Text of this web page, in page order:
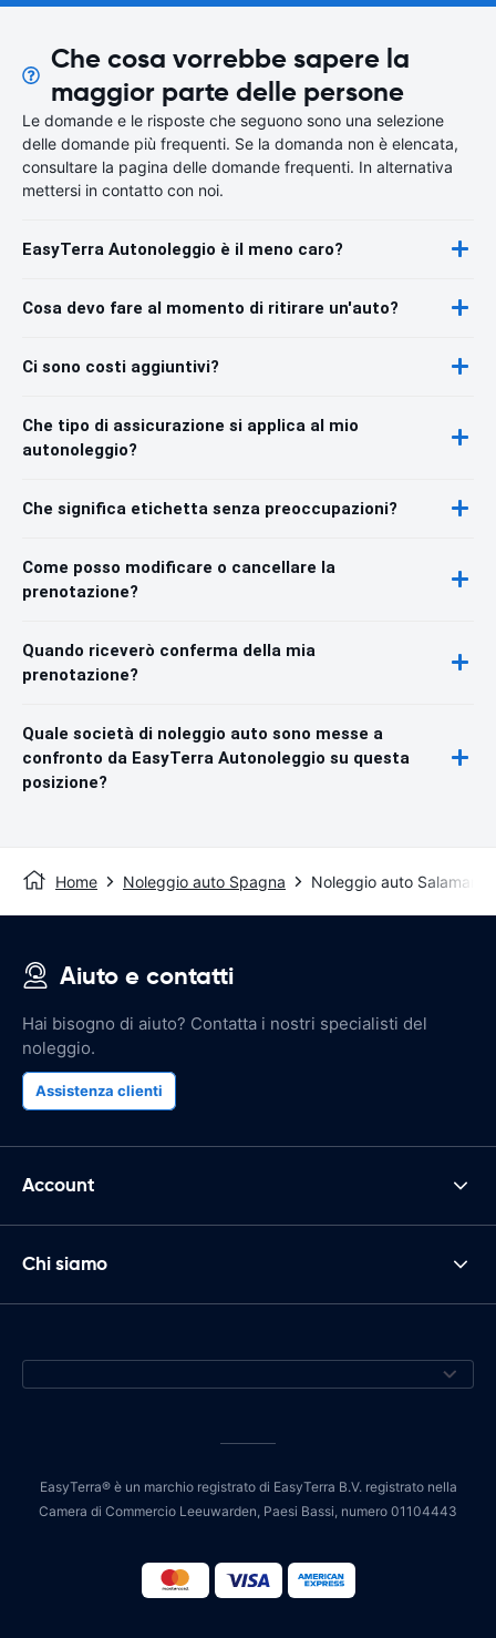
Che cosa vorrebbe sapere la
maggior parte delle persone
Le domande e le risposte che seguono sono una selezione
delle domande più frequenti. Se la domanda non è elencata,
consultare la pagina delle domande frequenti. In alternativa
mettersi in contatto con noi.
EasyTerra Autonoleggio è il meno caro?
Cosa devo fare al momento di ritirare un'auto?
Ci sono costi aggiuntivi?
Che tipo di assicurazione si applica al mio
autonoleggio?
Che significa etichetta senza preoccupazioni?
Come posso modificare o cancellare la
prenotazione?
Quando riceverò conferma della mia
prenotazione?
Quale società di noleggio auto sono messe a
confronto da EasyTerra Autonoleggio su questa
posizione?
Home Noleggio auto Spagna Noleggio auto Salamanca
Aiuto e contatti
Hai bisogno di aiuto? Contatta i nostri specialisti del
noleggio.
Assistenza clienti
Account
Chi siamo
EasyTerra® è un marchio registrato di EasyTerra B.V. registrato nella
Camera di Commercio Leeuwarden, Paesi Bassi, numero 01104443